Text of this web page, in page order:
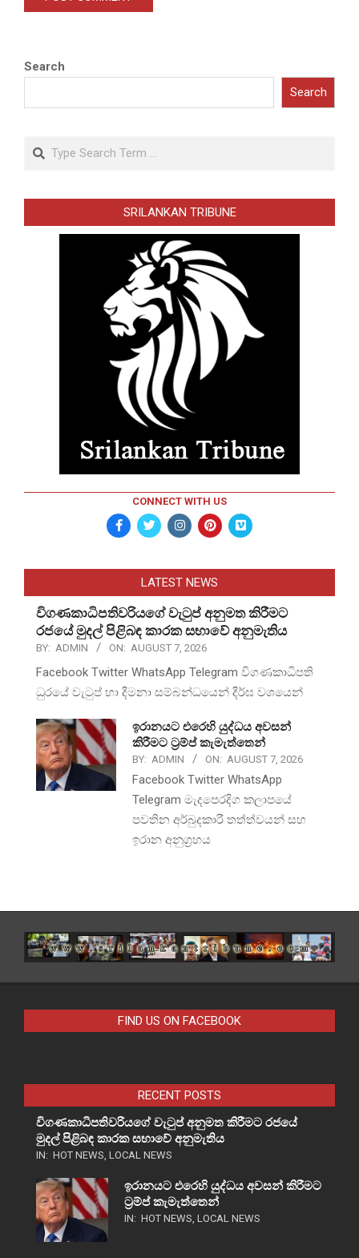
Search
Search
Search
SRILANKAN TRIBUNE
CONNECT WITH US
LATEST NEWS
විගණකාධිපතිවරියගේ වැටුප් අනුමත කිරීමට
රජයේ මුදල් පිළිබඳ කාරක සභාවේ අනුමැතිය
BY: ADMIN ON: AUGUST 7, 2026
Facebook Twitter WhatsApp Telegram විගණකාධිපති
ධුරයේ වැටුප් හා දීමනා සම්බන්ධයෙන් දීර්ඝ වශයෙන්
ඉරානයට එරෙහි යුද්ධය අවසන්
කිරීමට ට්‍රම්ප් කැමැත්තෙන්
BY: ADMIN ON: AUGUST 7, 2026
Facebook Twitter WhatsApp
Telegram මැදපෙරදිග කලාපයේ
පවතින අර්බුදකාරී තත්ත්වයන් සහ
ඉරාන අනුග්‍රහය
FIND US ON FACEBOOK
RECENT POSTS
විගණකාධිපතිවරියගේ වැටුප් අනුමත කිරීමට රජයේ
මුදල් පිළිබඳ කාරක සභාවේ අනුමැතිය
IN: HOT NEWS, LOCAL NEWS
ඉරානයට එරෙහි යුද්ධය අවසන් කිරීමට
ට්‍රම්ප් කැමැත්තෙන්
IN: HOT NEWS, LOCAL NEWS